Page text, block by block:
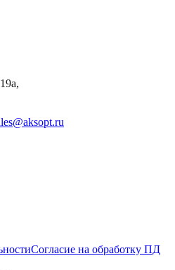
Согласие на обработку ПД